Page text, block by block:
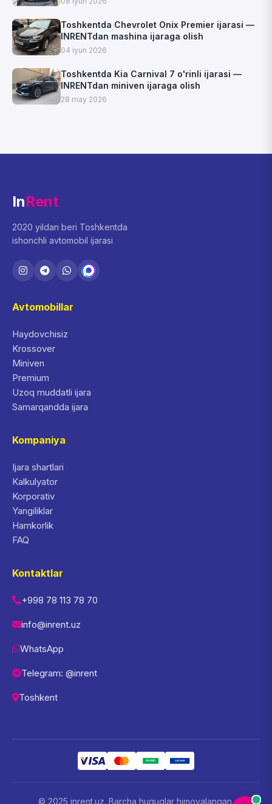
Toshkentda Chevrolet Onix Premier ijarasi —
INRENTdan mashina ijaraga olish
04 iyun 2026
Toshkentda Kia Carnival 7 o'rinli ijarasi —
INRENTdan miniven ijaraga olish
28 may 2026
InRent
2020 yildan beri Toshkentda
ishonchli avtomobil ijarasi
Avtomobillar
Haydovchisiz
Krossover
Miniven
Premium
Uzoq muddatli ijara
Samarqandda ijara
Kompaniya
Ijara shartlari
Kalkulyator
Korporativ
Yangiliklar
Hamkorlik
FAQ
Kontaktlar
+998 78 113 78 70
info@inrent.uz
WhatsApp
Telegram: @inrent
Toshkent
© 2025 inrent.uz. Barcha huquqlar himoyalangan.